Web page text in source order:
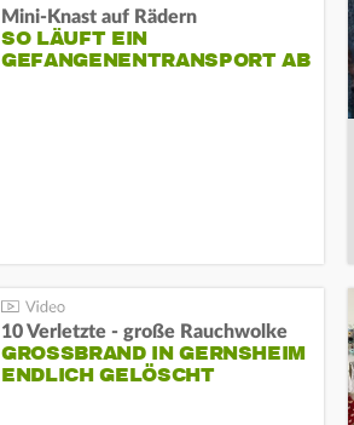
Mini-Knast auf Rädern
SO LÄUFT EIN
GEFANGENENTRANSPORT AB
10 Verletzte - große Rauchwolke
GROSSBRAND IN GERNSHEIM E
NDLICH GELÖSCHT